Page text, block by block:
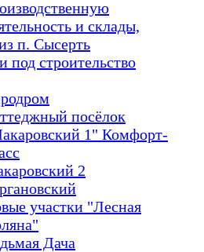
и склады,
п. Сысерть
под строительство
посёлок
1" Комфорт-
2
участки "Лесная
Дача